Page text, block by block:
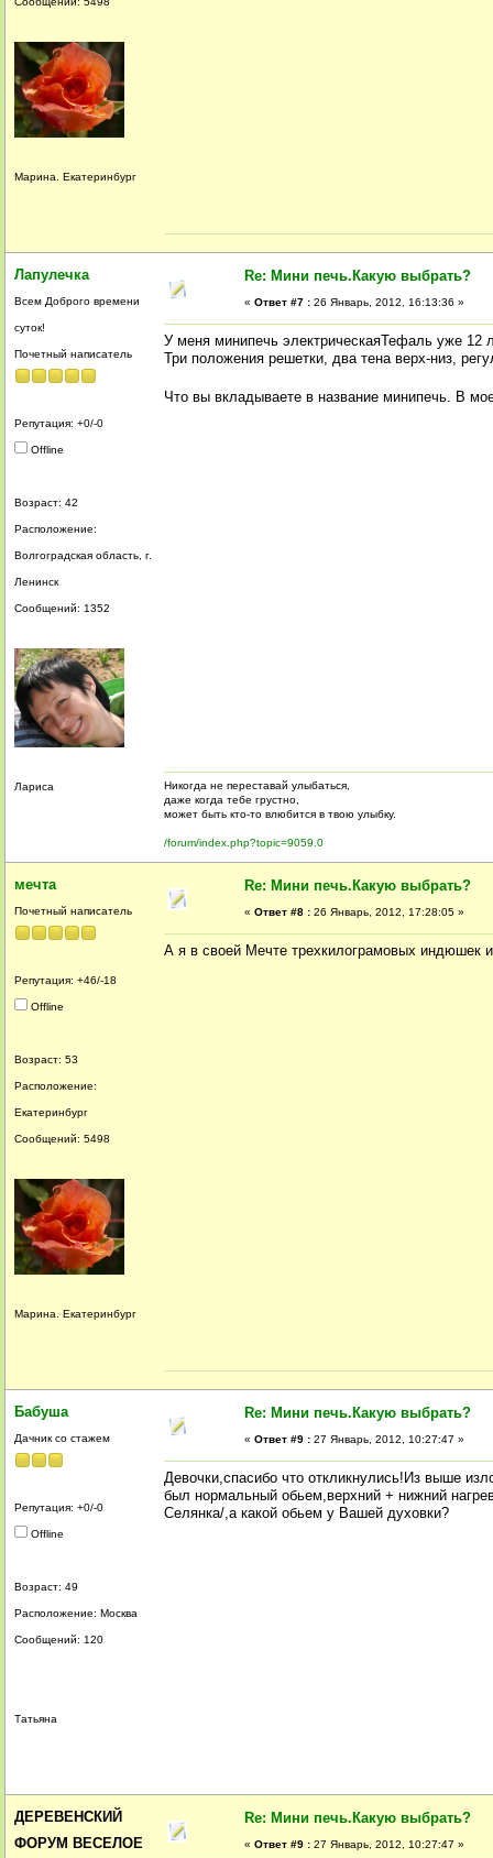
Марина. Екатеринбург
Лапулечка
Всем Доброго времени
суток!
Почетный написатель
Репутация: +0/-0
Offline
Возраст: 42
Расположение:
Волгоградская область, г.
Ленинск
Сообщений: 1352
Лариса
Re: Мини печь.Какую выбрать?
« Ответ #7 : 26 Январь, 2012, 16:13:36 »
У меня минипечь электрическаяТефаль уже 12
Три положения решетки, два тена верх-низ,
Что вы вкладываете в название минипечь. В
Никогда не переставай улыбаться,
даже когда тебе грустно,
может быть кто-то влюбится в твою улыбку.
/forum/index.php?topic=9059.0
мечта
Почетный написатель
Репутация: +46/-18
Offline
Возраст: 53
Расположение:
Екатеринбург
Сообщений: 5498
Марина. Екатеринбург
Re: Мини печь.Какую выбрать?
« Ответ #8 : 26 Январь, 2012, 17:28:05 »
А я в своей Мечте трехкилограмовых индюшек
Бабуша
Дачник со стажем
Репутация: +0/-0
Offline
Возраст: 49
Расположение: Москва
Сообщений: 120
Татьяна
Re: Мини печь.Какую выбрать?
« Ответ #9 : 27 Январь, 2012, 10:27:47 »
Девочки,спасибо что откликнулись!Из выше
был нормальный обьем,верхний + нижний
Селянка/,а какой обьем у Вашей духовки?
ДЕРЕВЕНСКИЙ
ФОРУМ ВЕСЕЛОЕ
Re: Мини печь.Какую выбрать?
« Ответ #9 : 27 Январь, 2012, 10:27:47 »